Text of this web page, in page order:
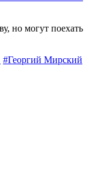
но могут поехать
#Георгий Мирский